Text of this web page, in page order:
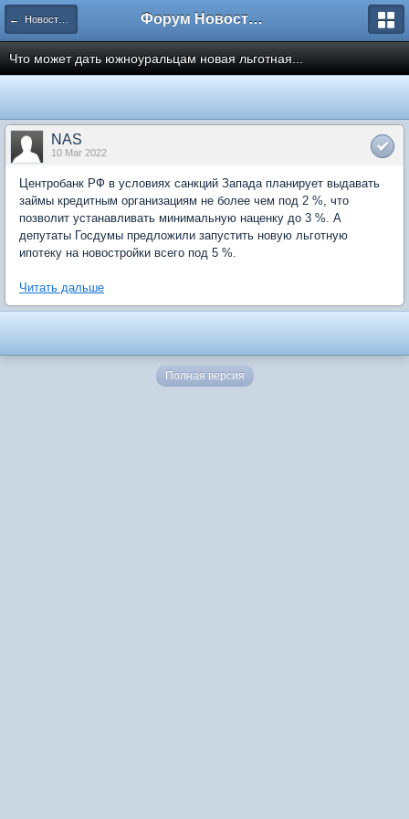
← Новости рынка недвижимости Форум Новостройки
Что может дать южноуральцам новая льготная...
NAS
10 Mar 2022
Центробанк РФ в условиях санкций Запада планирует выдавать
займы кредитным организациям не более чем под 2 %, что
позволит устанавливать минимальную наценку до 3 %. А
депутаты Госдумы предложили запустить новую льготную
ипотеку на новостройки всего под 5 %.
Читать дальше
Полная версия